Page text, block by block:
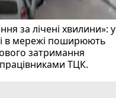
за лічені хвилини»: у
в мережі поширюють
затримання
ТЦК.